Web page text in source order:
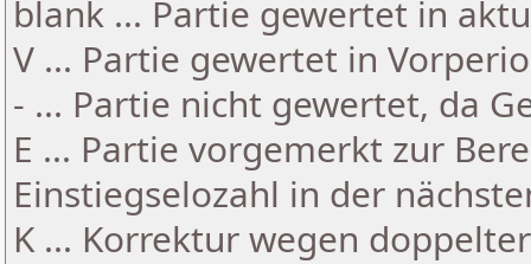
blank ... Partie gewertet in
V ... Partie gewertet in
- ... Partie nicht gewertet, da
E ... Partie vorgemerkt zur
Einstiegselozahl in der
K ... Korrektur wegen